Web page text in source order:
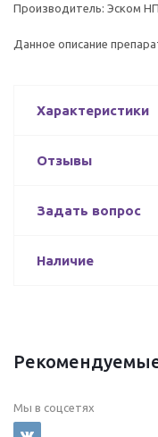
Производитель: Эском
Данное описание
Характеристики
Отзывы
Задать вопрос
Наличие
Мы в соцсетях